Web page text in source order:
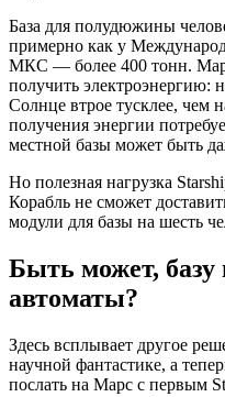
База для полудюжины
примерно как у
МКС — более 400 тонн.
получить электроэнергию:
Солнце втрое тусклее, чем
получения энергии
местной базы может быть
Но полезная нагрузка
Корабль не сможет
модули для базы на шесть
Быть может, базу
автоматы?
Здесь всплывает другое
научной фантастике, а
послать на Марс с первым